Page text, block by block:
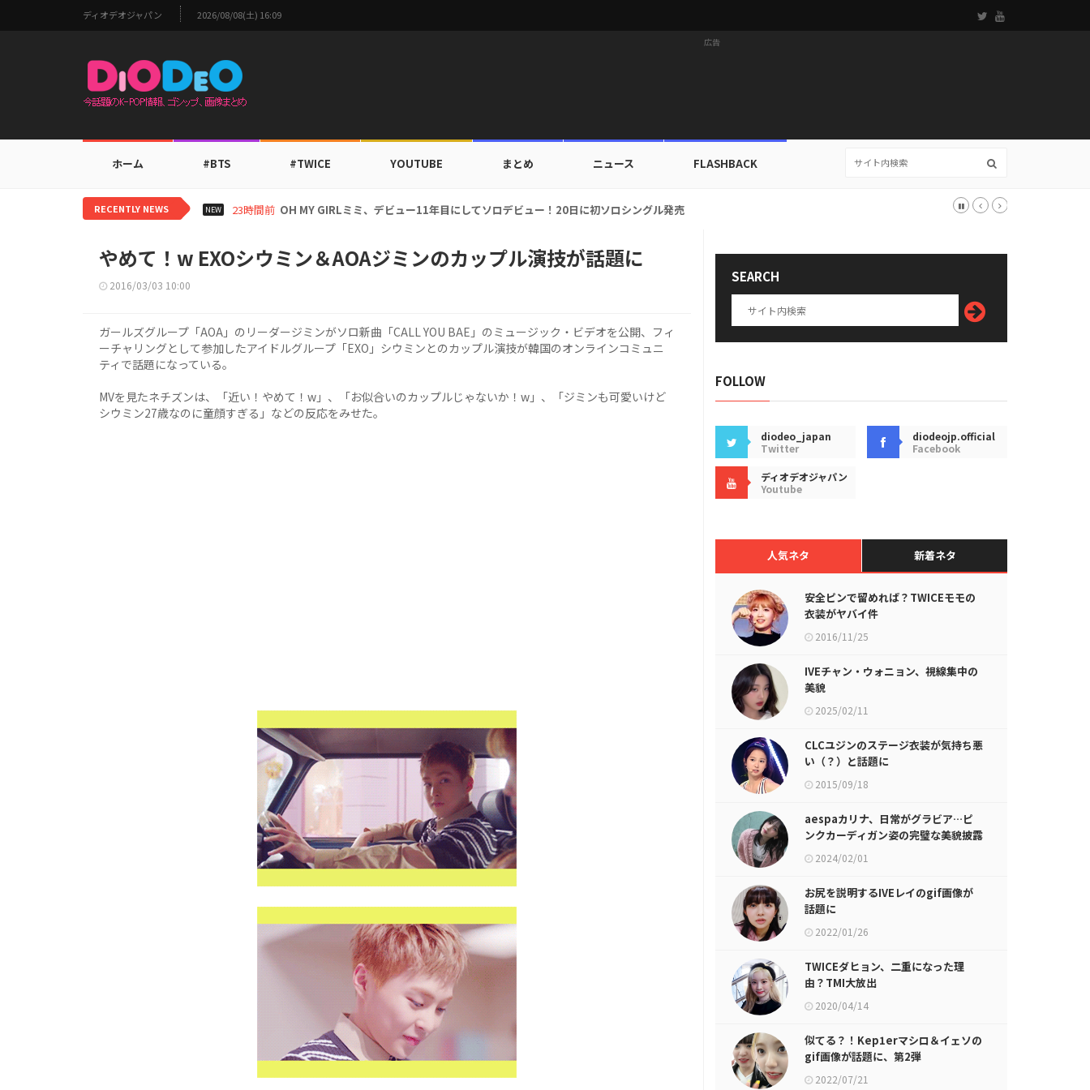
ディオデオジャパン 2026/08/08(土) 16:09
広告
ホーム #BTS #TWICE YOUTUBE まとめ ニュース FLASHBACK
RECENTLY NEWS NEW 1日前 BTS V、ワールドカップ出入証を公開…証明写真でも完璧なビジュアル！
やめて！w EXOシウミン＆AOAジミンのカップル演技が話題に
2016/03/03 10:00
ガールズグループ「AOA」のリーダージミンがソロ新曲「CALL YOU BAE」のミュージック・ビデオを公開、フィ
ーチャリングとして参加したアイドルグループ「EXO」シウミンとのカップル演技が韓国のオンラインコミュニ
ティで話題になっている。
MVを見たネチズンは、「近い！やめて！w」、「お似合いのカップルじゃないか！w」、「ジミンも可愛いけど
シウミン27歳なのに童顔すぎる」などの反応をみせた。
SEARCH
FOLLOW
diodeo_japan
Twitter
diodeojp.official
Facebook
ディオデオジャパン
Youtube
人気ネタ 新着ネタ
安全ピンで留めれば？TWICEモモの
衣装がヤバイ件
2016/11/25
IVEチャン・ウォニョン、視線集中の
美貌
2025/02/11
CLCユジンのステージ衣装が気持ち悪
い（？）と話題に
2015/09/18
aespaカリナ、日常がグラビア…ピ
ンクカーディガン姿の完璧な美貌披露
2024/02/01
お尻を説明するIVEレイのgif画像が
話題に
2022/01/26
TWICEダヒョン、二重になった理
由？TMI大放出
2020/04/14
似てる？！Kep1erマシロ＆イェソの
gif画像が話題に、第2弾
2022/07/21